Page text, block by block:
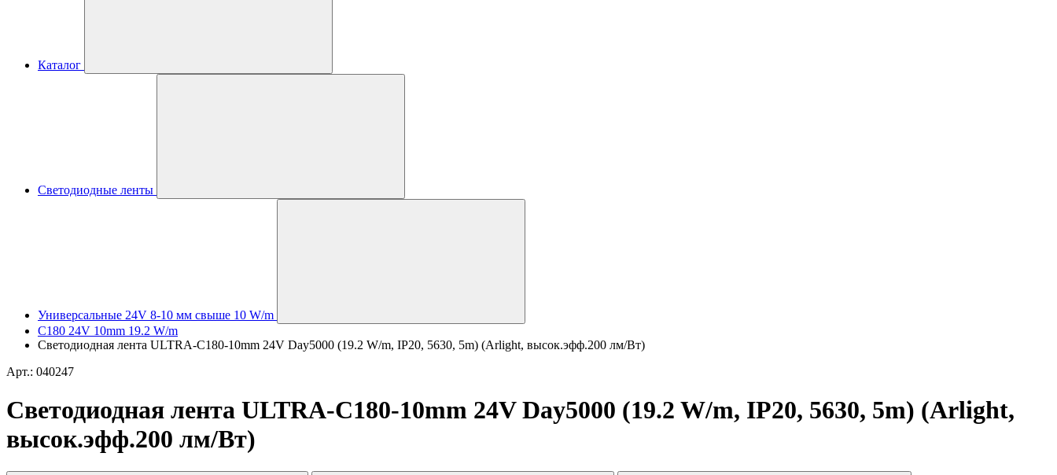
Каталог
Светодиодные ленты
Универсальные 24V 8-10 мм свыше 10 W/m
C180 24V 10mm 19.2 W/m
Светодиодная лента ULTRA-C180-10mm 24V Day5000 (19.2 W/m, IP20, 5630, 5m) (Arlight, высок.эфф.200 лм/Вт)
Арт.: 040247
Светодиодная лента ULTRA-C180-10mm 24V Day5000 (19.2 W/m, IP20, 5630, 5m) (Arlight,
высок.эфф.200 лм/Вт)